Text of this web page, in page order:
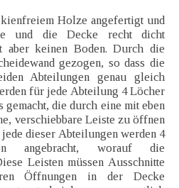
Holze angefertigt und
und die Decke recht dicht
aber keinen Boden. Durch die
gezogen, so dass die
Abteilungen genau gleich
für jede Abteilung 4 Löcher
die durch eine mit eben
verschiebbare Leiste zu öffnen
dieser Abteilungen werden 4
angebracht, worauf die
Leisten müssen Ausschnitte
Öffnungen in der Decke